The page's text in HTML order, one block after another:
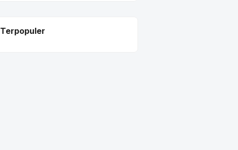
Terpopuler